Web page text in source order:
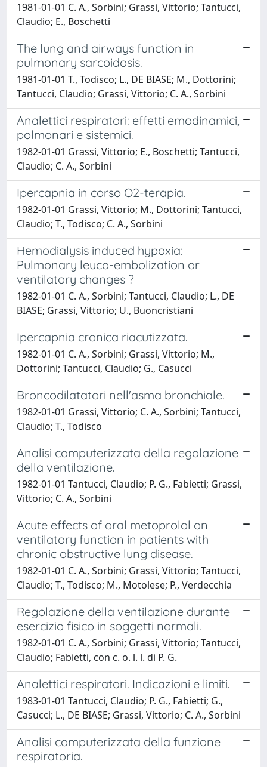
1981-01-01 C. A., Sorbini; Grassi, Vittorio; Tantucci,
Claudio; E., Boschetti
The lung and airways function in
pulmonary sarcoidosis.
1981-01-01 T., Todisco; L., DE BIASE; M., Dottorini;
Tantucci, Claudio; Grassi, Vittorio; C. A., Sorbini
Analettici respiratori: effetti emodinamici,
polmonari e sistemici.
1982-01-01 Grassi, Vittorio; E., Boschetti; Tantucci,
Claudio; C. A., Sorbini
Ipercapnia in corso O2-terapia.
1982-01-01 Grassi, Vittorio; M., Dottorini; Tantucci,
Claudio; T., Todisco; C. A., Sorbini
Hemodialysis induced hypoxia:
Pulmonary leuco-embolization or
ventilatory changes ?
1982-01-01 C. A., Sorbini; Tantucci, Claudio; L., DE
BIASE; Grassi, Vittorio; U., Buoncristiani
Ipercapnia cronica riacutizzata.
1982-01-01 C. A., Sorbini; Grassi, Vittorio; M.,
Dottorini; Tantucci, Claudio; G., Casucci
Broncodilatatori nell'asma bronchiale.
1982-01-01 Grassi, Vittorio; C. A., Sorbini; Tantucci,
Claudio; T., Todisco
Analisi computerizzata della regolazione
della ventilazione.
1982-01-01 Tantucci, Claudio; P. G., Fabietti; Grassi,
Vittorio; C. A., Sorbini
Acute effects of oral metoprolol on
ventilatory function in patients with
chronic obstructive lung disease.
1982-01-01 C. A., Sorbini; Grassi, Vittorio; Tantucci,
Claudio; T., Todisco; M., Motolese; P., Verdecchia
Regolazione della ventilazione durante
esercizio fisico in soggetti normali.
1982-01-01 C. A., Sorbini; Grassi, Vittorio; Tantucci,
Claudio; Fabietti, con c. o. l. l. di P. G.
Analettici respiratori. Indicazioni e limiti.
1983-01-01 Tantucci, Claudio; P. G., Fabietti; G.,
Casucci; L., DE BIASE; Grassi, Vittorio; C. A., Sorbini
Analisi computerizzata della funzione
respiratoria.